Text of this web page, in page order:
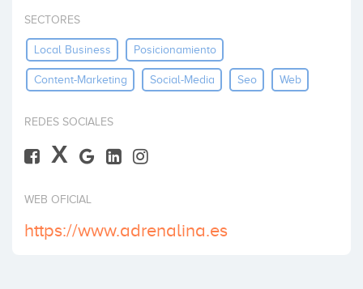
Invest
SECTORES
Local Business Posicionamiento
Content-Marketing Social-Media Seo Web
REDES SOCIALES
X
WEB OFICIAL
https://www.adrenalina.es